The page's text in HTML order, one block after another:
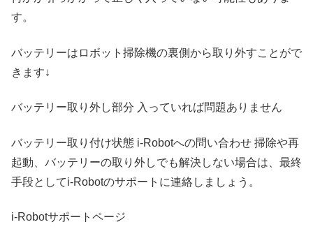
す。
バッテリーはロボット掃除機の裏側から取り外すことがで
きます↓
バッテリー取り外し部分 入っていれば問題ありません
バッテリー取り付け状態 i-Robotへの問い合わせ 掃除や再
起動、バッテリーの取り外しでも解決しない場合は、最終
手段としてi-Robotのサポートに連絡しましょう。
i-Robotサポートページ